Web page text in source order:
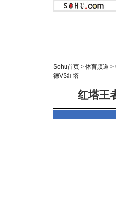
Sohu首页 > 体育频道 >
德VS红塔
红塔王